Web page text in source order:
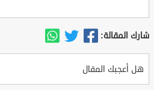
شارك المقالة:
هل أعجبك المقال